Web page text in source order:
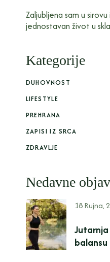
Zaljubljena sam u
jednostavan život u
Kategorije
DUHOVNOST
LIFESTYLE
PREHRANA
ZAPISI IZ SRCA
ZDRAVLJE
Nedavne
18 Rujna,
balansu